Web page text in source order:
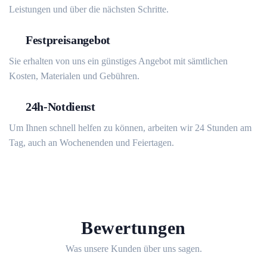
Leistungen und über die nächsten Schritte.
Festpreisangebot
Sie erhalten von uns ein günstiges Angebot mit sämtlichen
Kosten, Materialen und Gebühren.
24h-Notdienst
Um Ihnen schnell helfen zu können, arbeiten wir 24 Stunden am
Tag, auch an Wochenenden und Feiertagen.
Bewertungen
Was unsere Kunden über uns sagen.